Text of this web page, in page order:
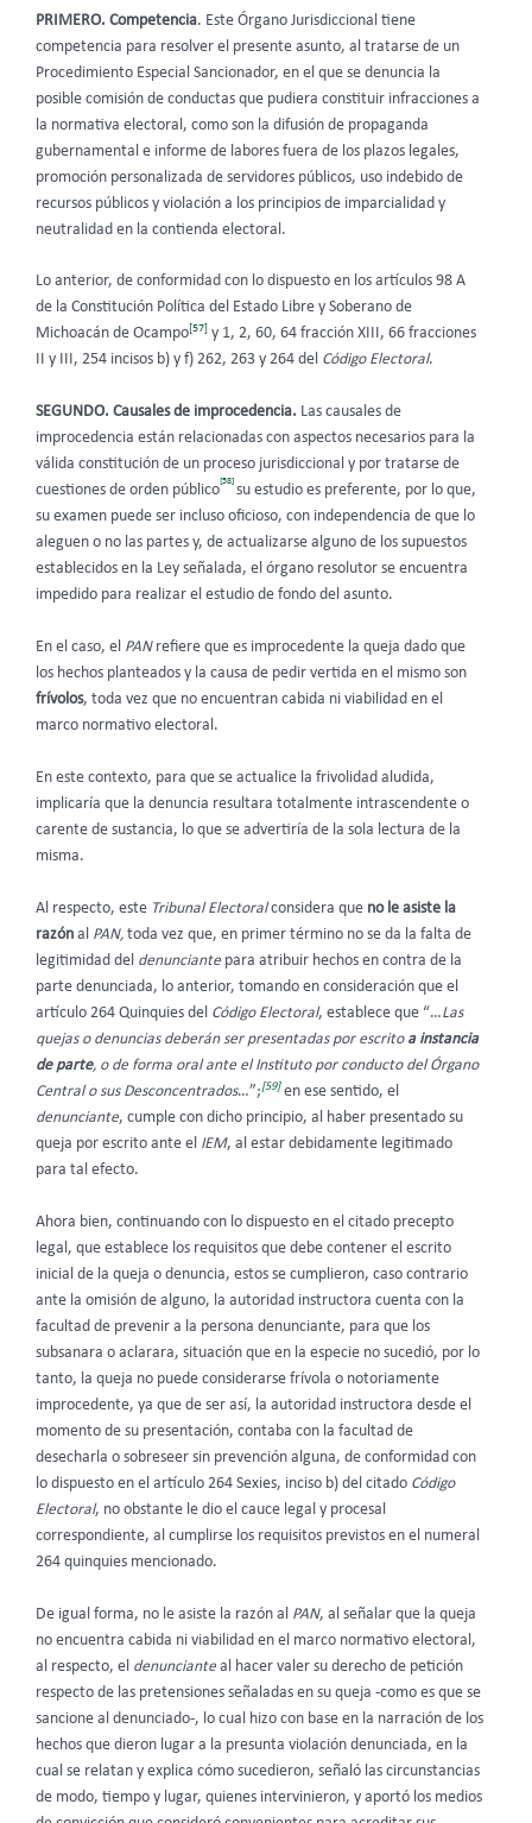
PRIMERO. Competencia. Este Órgano Jurisdiccional tiene
competencia para resolver el presente asunto, al tratarse de un
Procedimiento Especial Sancionador, en el que se denuncia la
posible comisión de conductas que pudiera constituir infracciones a
la normativa electoral, como son la difusión de propaganda
gubernamental e informe de labores fuera de los plazos legales,
promoción personalizada de servidores públicos, uso indebido de
recursos públicos y violación a los principios de imparcialidad y
neutralidad en la contienda electoral.
Lo anterior, de conformidad con lo dispuesto en los artículos 98 A
de la Constitución Política del Estado Libre y Soberano de
Michoacán de Ocampo[57] y 1, 2, 60, 64 fracción XIII, 66 fracciones
II y III, 254 incisos b) y f) 262, 263 y 264 del Código Electoral.
SEGUNDO. Causales de improcedencia. Las causales de
improcedencia están relacionadas con aspectos necesarios para la
válida constitución de un proceso jurisdiccional y por tratarse de
cuestiones de orden público
[58]
su estudio es preferente, por lo que,
su examen puede ser incluso oficioso, con independencia de que lo
aleguen o no las partes y, de actualizarse alguno de los supuestos
establecidos en la Ley señalada, el órgano resolutor se encuentra
impedido para realizar el estudio de fondo del asunto.
En el caso, el PAN refiere que es improcedente la queja dado que
los hechos planteados y la causa de pedir vertida en el mismo son
frívolos, toda vez que no encuentran cabida ni viabilidad en el
marco normativo electoral.
En este contexto, para que se actualice la frivolidad aludida,
implicaría que la denuncia resultara totalmente intrascendente o
carente de sustancia, lo que se advertiría de la sola lectura de la
misma.
Al respecto, este Tribunal Electoralconsidera que no le asiste la
razón al PAN, toda vez que, en primer término no se da la falta de
legitimidad del denunciante para atribuir hechos en contra de la
parte denunciada, lo anterior, tomando en consideración que el
artículo 264 Quinquies del Código Electoral, establece que “…Las
quejas o denuncias deberán ser presentadas por escritoa instancia
de parte, o de forma oral ante el Instituto por conducto del Órgano
Central o sus Desconcentrados…”;[59] en ese sentido, el
denunciante, cumple con dicho principio, al haber presentado su
queja por escrito ante el IEM, al estar debidamente legitimado
para tal efecto.
Ahora bien, continuando con lo dispuesto en el citado precepto
legal, que establece los requisitos que debe contener el escrito
inicial de la queja o denuncia, estos se cumplieron, caso contrario
ante la omisión de alguno, la autoridad instructora cuenta con la
facultad de prevenir a la persona denunciante, para que los
subsanara o aclarara, situación que en la especie no sucedió, por lo
tanto, la queja no puede considerarse frívola o notoriamente
improcedente, ya que de ser así, la autoridad instructora desde el
momento de su presentación, contaba con la facultad de
desecharla o sobreseer sin prevención alguna, de conformidad con
lo dispuesto en el artículo 264 Sexies, inciso b) del citado Código
Electoral, no obstante le dio el cauce legal y procesal
correspondiente, al cumplirse los requisitos previstos en el numeral
264 quinquies mencionado.
De igual forma, no le asiste la razón al PAN, al señalar que la queja
no encuentra cabida ni viabilidad en el marco normativo electoral,
al respecto, el denuncianteal hacer valer su derecho de petición
respecto de las pretensiones señaladas en su queja -como es que se
sancione al denunciado-, lo cual hizo con base en la narración de los
hechos que dieron lugar a la presunta violación denunciada, en la
cual se relatan y explica cómo sucedieron, señaló las circunstancias
de modo, tiempo y lugar, quienes intervinieron, y aportó los medios